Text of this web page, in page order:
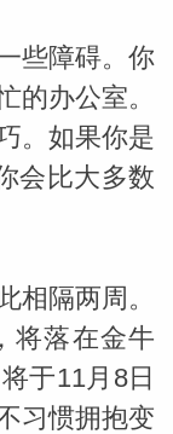
些障碍。你
的办公室。
。如果你是
会比大多数
相隔两周。
将落在金牛
于11月8日
习惯拥抱变